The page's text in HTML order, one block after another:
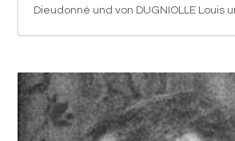
Dieudonné und von DUGNIOLLE Louis